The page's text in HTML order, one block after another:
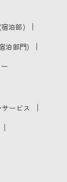
泊部) ｜
泊部門) ｜
ービス ｜
｜